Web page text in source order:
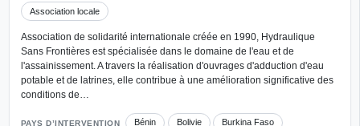
Association locale
Association de solidarité internationale créée en 1990, Hydraulique
Sans Frontières est spécialisée dans le domaine de l'eau et de
l'assainissement. A travers la réalisation d'ouvrages d'adduction d'eau
potable et de latrines, elle contribue à une amélioration significative des
conditions de…
PAYS D’INTERVENTION Bénin Bolivie Burkina Faso